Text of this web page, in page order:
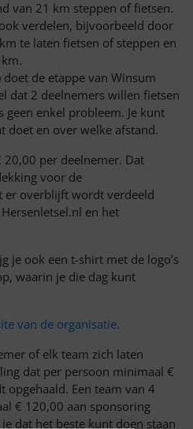
van 21 km steppen of fietsen.
verdelen, bijvoorbeeld door
te laten fietsen of steppen en
doet de etappe van Winsum
dat 2 deelnemers willen fietsen
enkel probleem. Je kunt
doet en over welke afstand.
per deelnemer. Dat
voor de
er overblijft wordt verdeeld
en het
je ook een t-shirt met de logo’s
waarin je die dag kunt
van de organisatie.
of elk team zich laten
dat per persoon minimaal €
Een team van 4
€ 120,00 aan sponsoring
dat het beste kunt doen staan